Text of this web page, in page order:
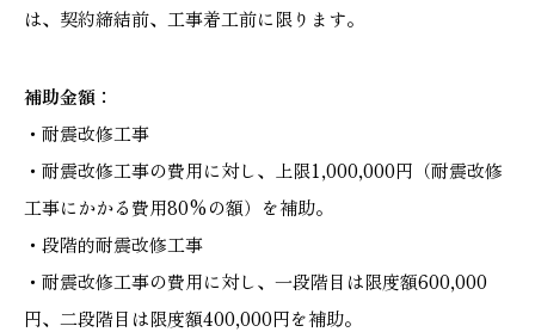
は、契約締結前、工事着工前に限ります。
補助金額：
・耐震改修工事
・耐震改修工事の費用に対し、上限1,000,000円（耐震改修
工事にかかる費用80%の額）を補助。
・段階的耐震改修工事
・耐震改修工事の費用に対し、一段階目は限度額600,000
円、二段階目は限度額400,000円を補助。